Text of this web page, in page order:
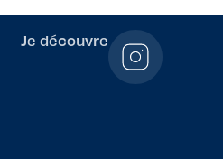
Je découvre